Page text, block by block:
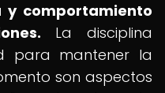
y comportamiento
La disciplina
para mantener la
son aspectos